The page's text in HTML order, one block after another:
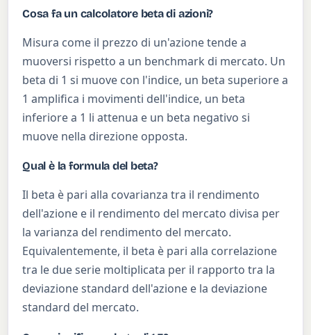
Cosa fa un calcolatore beta di azioni?
Misura come il prezzo di un'azione tende a
muoversi rispetto a un benchmark di mercato. Un
beta di 1 si muove con l'indice, un beta superiore a
1 amplifica i movimenti dell'indice, un beta
inferiore a 1 li attenua e un beta negativo si
muove nella direzione opposta.
Qual è la formula del beta?
Il beta è pari alla covarianza tra il rendimento
dell'azione e il rendimento del mercato divisa per
la varianza del rendimento del mercato.
Equivalentemente, il beta è pari alla correlazione
tra le due serie moltiplicata per il rapporto tra la
deviazione standard dell'azione e la deviazione
standard del mercato.